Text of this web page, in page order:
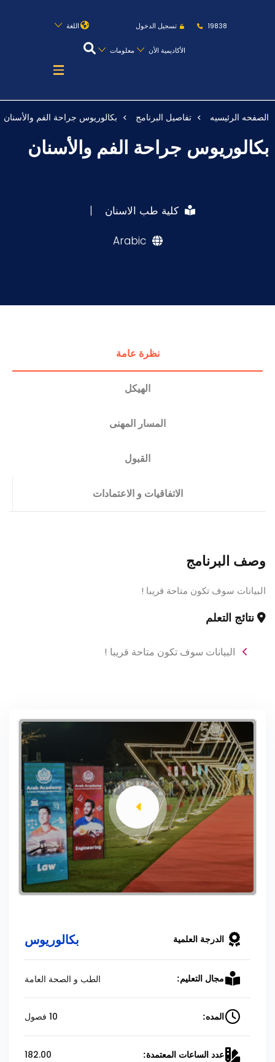
19838 تسجيل الدخول اللغة
الأكاديمية الأن معلومات
عن الأكاديمية
النقل البحري
الدراسات الأكاديمية
المجمعات
الصفحه الرئيسيه تفاصيل البرنامج بكالوريوس جراحة الفم والأسنان
بكالوريوس جراحة الفم والأسنان
كلية طب الاسنان
Arabic
نظرة عامة
الهيكل
المسار المهنى
القبول
الاتفاقيات و الاعتمادات
وصف البرنامج
البيانات سوف تكون متاحة قريبا !
نتائج التعلم
البيانات سوف تكون متاحة قريبا !
الدرجة العلمية بكالوريوس
مجال التعليم: الطب و الصحة العامة
المده: 10 فصول
عدد الساعات المعتمدة: 182.00